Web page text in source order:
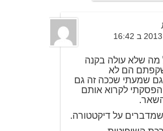
מה שלא עולה בקנה
הם לא
שמעתי שככה זה גם
הפסקתי לקרוא אותם
על דיקטטורה.